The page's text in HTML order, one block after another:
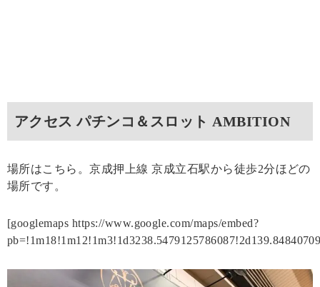
アクセス パチンコ＆スロット AMBITION
場所はこちら。京成押上線 京成立石駅から徒歩2分ほどの
場所です。
[googlemaps https://www.google.com/maps/embed?